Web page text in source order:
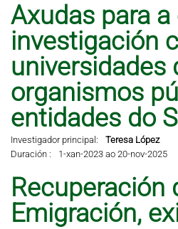
Axudas para
investigación
universidades
organismos
entidades do
Investigador principal:
Teresa López
Duración :
1-xan-2023 ao 20-nov-2025
Emigración,